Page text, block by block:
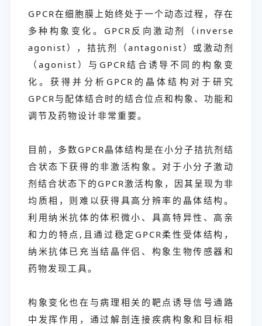
GPCR在细胞膜上始终处于一个动态过程，存在
多种构象变化。GPCR反向激动剂（inverse
agonist），拮抗剂（antagonist）或激动剂
（agonist）与GPCR结合诱导不同的构象变
化。获得并分析GPCR的晶体结构对于研究
GPCR与配体结合时的结合位点和构象、功能和
调节及药物设计非常重要。
目前，多数GPCR晶体结构是在小分子拮抗剂结
合状态下获得的非激活构象。对于小分子激动
剂结合状态下的GPCR激活构象，因其呈现为非
均质相，则难以获得具高分辨率的晶体结构。
利用纳米抗体的体积微小、具高特异性、高亲
和力的特点,且通过稳定GPCR柔性受体结构，
纳米抗体已充当结晶伴侣、构象生物传感器和
药物发现工具。
构象变化也在与病理相关的靶点诱导信号通路
中发挥作用，通过解剖连接疾病构象和目标相